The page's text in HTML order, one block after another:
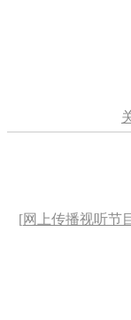
[网上传播视听节